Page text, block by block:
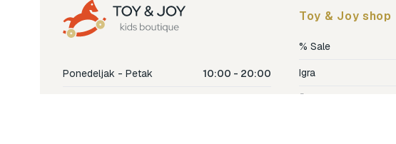
Ponedeljak - Petak 10:00 - 20:00
Toy & Joy shop
% Sale
Igra